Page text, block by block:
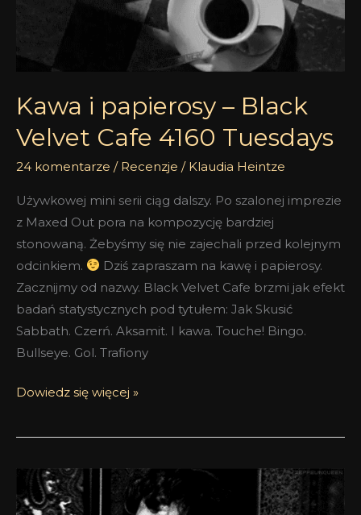
Kawa i papierosy – Black
Velvet Cafe 4160 Tuesdays
24 komentarze / Recenzje / Klaudia Heintze
Używkowej mini serii ciąg dalszy. Po szalonej imprezie
z Maxed Out pora na kompozycję bardziej
stonowaną. Żebyśmy się nie zajechali przed kolejnym
odcinkiem.
Dziś zapraszam na kawę i papierosy.
Zacznijmy od nazwy. Black Velvet Cafe brzmi jak efekt
badań statystycznych pod tytułem: Jak Skusić
Sabbath. Czerń. Aksamit. I kawa. Touche! Bingo.
Bullseye. Gol. Trafiony
4160
Dowiedz się więcej »
Kawa,
papierosy,